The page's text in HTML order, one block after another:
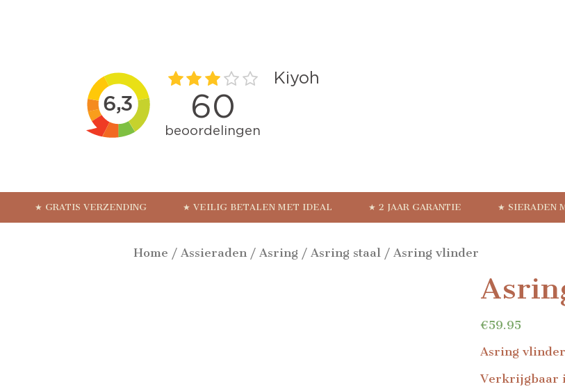
★ GRATIS VERZENDING ★ VEILIG BETALEN MET IDEAL ★ 2 JAAR GARANTIE ★ SIERADEN
Home / Assieraden/ Asring / Asring staal / Asring vlinder
€59.95
Asring vlinder
Verkrijgbaar